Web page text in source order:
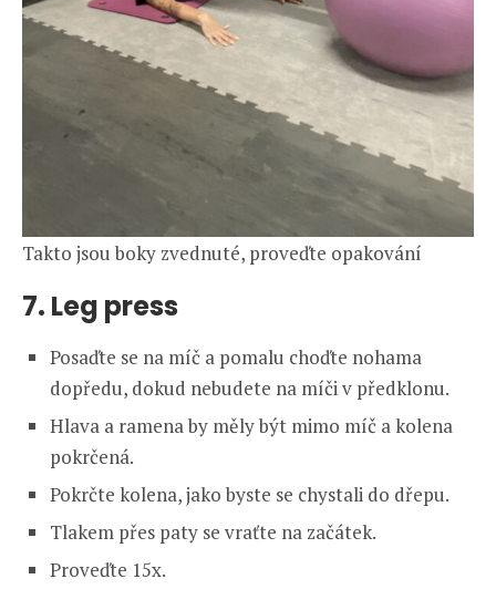
Takto jsou boky zvednuté, proveďte opakování
7. Leg press
Posaďte se na míč a pomalu choďte nohama
dopředu, dokud nebudete na míči v předklonu.
Hlava a ramena by měly být mimo míč a kolena
pokrčená.
Pokrčte kolena, jako byste se chystali do dřepu.
Tlakem přes paty se vraťte na začátek.
Proveďte 15x.